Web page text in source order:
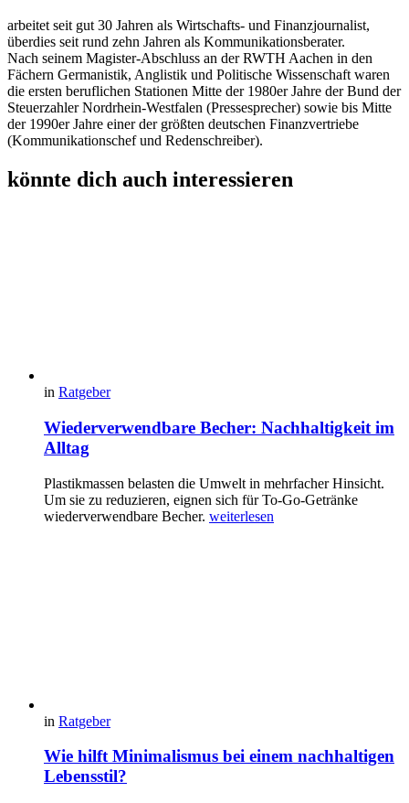
arbeitet seit gut 30 Jahren als Wirtschafts- und Finanzjournalist,
überdies seit rund zehn Jahren als Kommunikationsberater.
Nach seinem Magister-Abschluss an der RWTH Aachen in den
Fächern Germanistik, Anglistik und Politische Wissenschaft waren
die ersten beruflichen Stationen Mitte der 1980er Jahre der Bund der
Steuerzahler Nordrhein-Westfalen (Pressesprecher) sowie bis Mitte
der 1990er Jahre einer der größten deutschen Finanzvertriebe
(Kommunikationschef und Redenschreiber).
könnte dich auch interessieren
in Ratgeber
Wiederverwendbare Becher: Nachhaltigkeit im
Alltag
Plastikmassen belasten die Umwelt in mehrfacher Hinsicht.
Um sie zu reduzieren, eignen sich für To-Go-Getränke
wiederverwendbare Becher. weiterlesen
in Ratgeber
Wie hilft Minimalismus bei einem nachhaltigen
Lebensstil?